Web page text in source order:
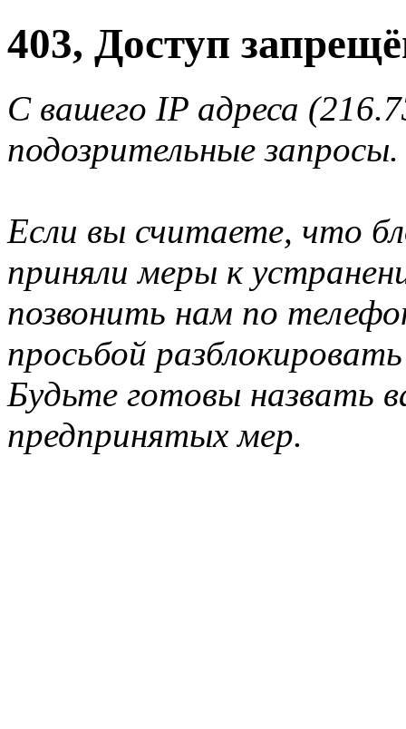
403, Доступ
С вашего IP адреса
подозрительные запросы.
Если вы считаете, что
приняли меры к
позвонить нам по
просьбой
Будьте готовы назвать
предпринятых мер.